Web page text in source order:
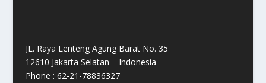
JL. Raya Lenteng Agung Barat No. 35
12610 Jakarta Selatan – Indonesia
Phone : 62-21-78836327